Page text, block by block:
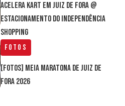
Acelera Kart em Juiz de Fora @
estacionamento do Independência
Shopping
Fotos
[FOTOS] Meia Maratona de Juiz de
Fora 2026